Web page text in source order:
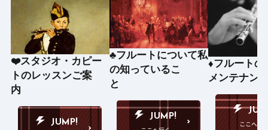
❤️スタジオ・カピー
トのレッスンご案
内
JUMP!
♣️フルートについて私
の知っているこ
と
JUMP!
♦️フルートの
メンテナン